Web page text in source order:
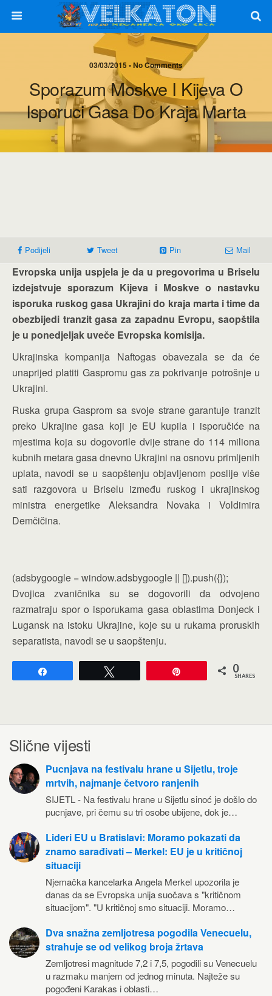
03/03/2015 • No Comments
Sporazum Moskve I Kijeva O
Isporuci Gasa Do Kraja Marta
Podijeli Tweet Pin Mail
Evropska unija uspjela je da u pregovorima u Briselu
izdejstvuje sporazum Kijeva i Moskve o nastavku
isporuka ruskog gasa Ukrajini do kraja marta i time da
obezbijedi tranzit gasa za zapadnu Evropu, saopštila
je u ponedjeljak uveče Evropska komisija.
Ukrajinska kompanija Naftogas obavezala se da će
unaprijed platiti Gaspromu gas za pokrivanje potrošnje u
Ukrajini.
Ruska grupa Gasprom sa svoje strane garantuje tranzit
preko Ukrajine gasa koji je EU kupila i isporučiće na
mjestima koja su dogovorile dvije strane do 114 miliona
kubnih metara gasa dnevno Ukrajini na osnovu primljenih
uplata, navodi se u saopštenju objavljenom poslije više
sati razgovora u Briselu između ruskog i ukrajinskog
ministra energetike Aleksandra Novaka i Voldimira
Demčičina.
(adsbygoogle = window.adsbygoogle || []).push({});
Dvojica zvaničnika su se dogovorili da odvojeno
razmatraju spor o isporukama gasa oblastima Donjeck i
Lugansk na istoku Ukrajine, koje su u rukama proruskih
separatista, navodi se u saopštenju.
0
SHARES
Slične vijesti
Pucnjava na festivalu hrane u Sijetlu, troje
mrtvih, najmanje četvoro ranjenih
SIJETL - Na festivalu hrane u Sijetlu sinoć je došlo do
pucnjave, pri čemu su tri osobe ubijene, dok je…
Lideri EU u Bratislavi: Moramo pokazati da
znamo sarađivati – Merkel: EU je u kritičnoj
situaciji
Njemačka kancelarka Angela Merkel upozorila je
danas da se Evropska unija suočava s "kritičnom
situacijom". "U kritičnoj smo situaciji. Moramo…
Dva snažna zemljotresa pogodila Venecuelu,
strahuje se od velikog broja žrtava
Zemljotresi magnitude 7,2 i 7,5, pogodili su Venecuelu
u razmaku manjem od jednog minuta. Najteže su
pogođeni Karakas i oblasti…